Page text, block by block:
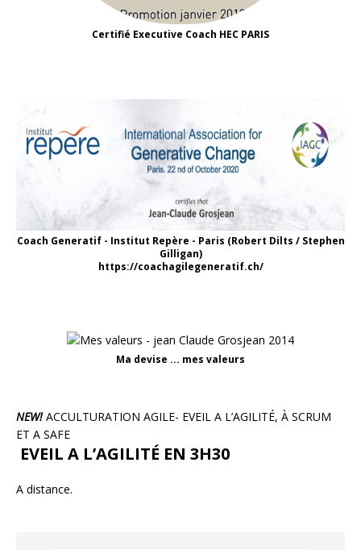
Certifié Executive Coach HEC PARIS
Coach Generatif - Institut Repère - Paris (Robert Dilts / Stephen
Gilligan)
https://coachagilegeneratif.ch/
Ma devise ... mes valeurs
NEW!ACCULTURATION AGILE- EVEIL A L’AGILITÉ, À SCRUM
ET A SAFE
EVEIL A L’AGILITÉ EN 3H30
A distance.